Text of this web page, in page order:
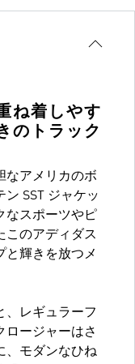
ね着しやす
のトラック
なアメリカのボ
SST ジャケッ
なスポーツやピ
このアディダス
と輝きを放つメ
、レギュラーフ
ロージャーはさ
、モダンなひね